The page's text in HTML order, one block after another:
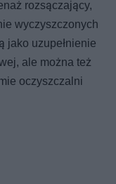
rozsączający,
wyczyszczonych
jako uzupełnienie
ale można też
oczyszczalni